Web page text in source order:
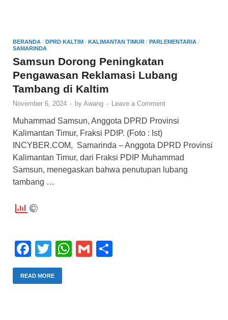
o
o
k
p
p
BERANDA / DPRD KALTIM / KALIMANTAN TIMUR / PARLEMENTARIA /
SAMARINDA
Samsun Dorong Peningkatan
Pengawasan Reklamasi Lubang
Tambang di Kaltim
November 6, 2024 - by Awang - Leave a Comment
Muhammad Samsun, Anggota DPRD Provinsi
Kalimantan Timur, Fraksi PDIP. (Foto : Ist)
INCYBER.COM, Samarinda – Anggota DPRD Provinsi
Kalimantan Timur, dari Fraksi PDIP Muhammad
Samsun, menegaskan bahwa penutupan lubang
tambang …
F
a
c
T
wi
tt
W G
READ MORE